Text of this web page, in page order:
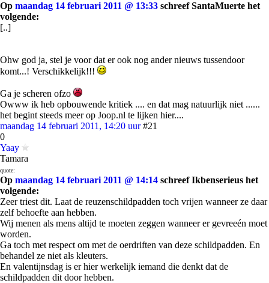
Op maandag 14 februari 2011 @ 13:33 schreef SantaMuerte het
volgende:
[..]
Ohw god ja, stel je voor dat er ook nog ander nieuws tussendoor
komt...! Verschikkelijk!!!
Ga je scheren ofzo
Owww ik heb opbouwende kritiek .... en dat mag natuurlijk niet ......
het begint steeds meer op Joop.nl te lijken hier....
maandag 14 februari 2011, 14:20 uur #21
0
Yaay
Tamara
quote:
Op maandag 14 februari 2011 @ 14:14 schreef Ikbenserieus het
volgende:
Zeer triest dit. Laat de reuzenschildpadden toch vrijen wanneer ze daar
zelf behoefte aan hebben.
Wij menen als mens altijd te moeten zeggen wanneer er gevreeén moet
worden.
Ga toch met respect om met de oerdriften van deze schildpadden. En
behandel ze niet als kleuters.
En valentijnsdag is er hier werkelijk iemand die denkt dat de
schildpadden dit door hebben.